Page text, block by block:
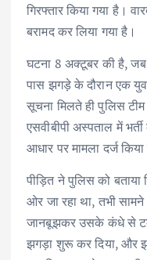
गिरफ्तार किया गया है।
बरामद कर लिया गया है।
घटना 8 अक्टूबर की है,
पास झगड़े के दौरान एक
सूचना मिलते ही पुलिस
एसवीबीपी अस्पताल में
आधार पर मामला दर्ज किया
पीड़ित ने पुलिस को
ओर जा रहा था, तभी
जानबूझकर उसके कंधे से
झगड़ा शुरू कर दिया, और